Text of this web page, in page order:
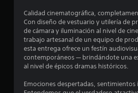
Calidad cinematográfica,
Con diseño de vestuario y utilería de
de cámara y iluminación al nivel de
trabajo artesanal de un equipo de
esta entrega ofrece un festín
contemporáneos — brindándote una
al nivel de épicos dramas históricos.
Emociones despertadas, sentimientos